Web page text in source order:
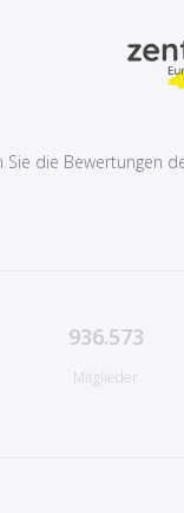
Sie die Bewertungen
936.573
Mitglieder